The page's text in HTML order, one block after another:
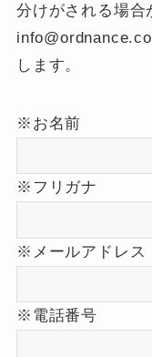
分けがされる場合
します。
※お名前
※フリガナ
※メールアドレス
※電話番号